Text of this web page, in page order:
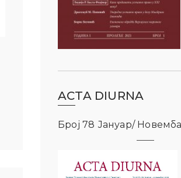
ACTA DIURNA
Број 78 Јануар/